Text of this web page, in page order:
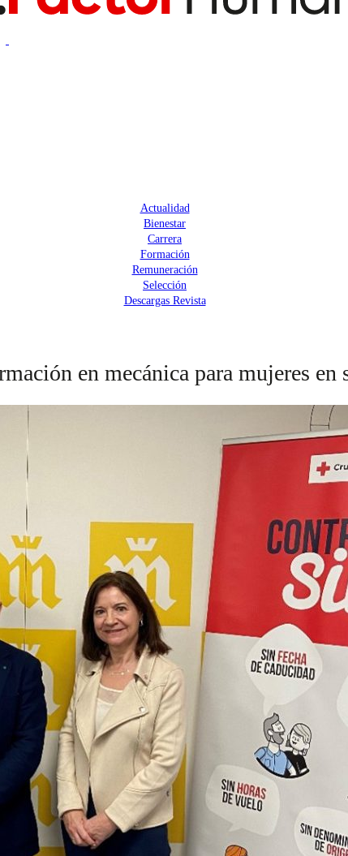
Actualidad
Bienestar
Carrera
Formación
Remuneración
Selección
Descargas Revista
en mecánica para mujeres